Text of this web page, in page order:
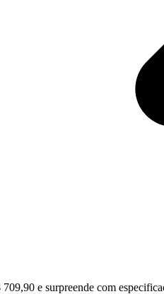
e surpreende com